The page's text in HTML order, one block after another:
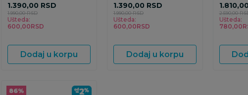
1.390,00 RSD
1.990,00 RSD
Ušteda:
600,00RSD
Dodaj u korpu
1.390,00 RSD
1.990,00 RSD
Ušteda:
600,00RSD
Dodaj u korpu
2.590,00
Ušteda:
780,00
86%